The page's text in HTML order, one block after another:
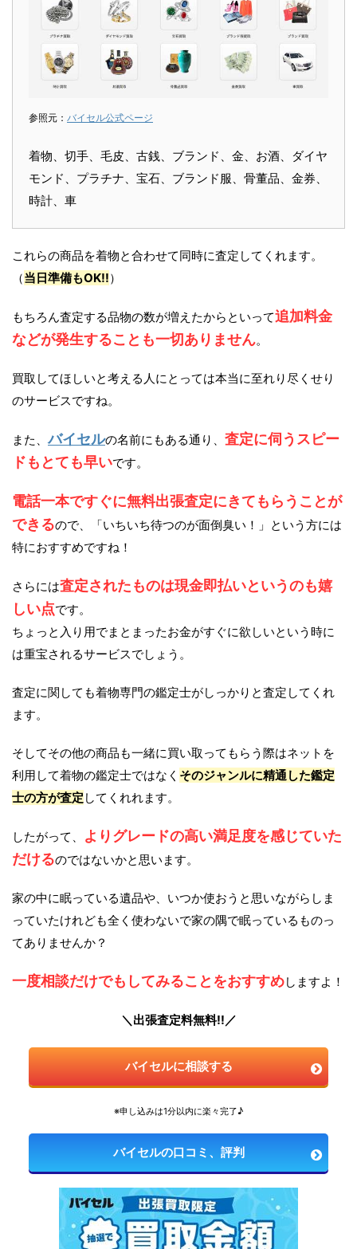
参照元： バイセル公式ページ
着物、切手、毛皮、古銭、ブランド、金、お酒、ダイヤ
モンド、プラチナ、宝石、ブランド服、骨董品、金券、
時計、車
これらの商品を着物と合わせて同時に査定してくれます。
（当日準備もOK!!）
もちろん査定する品物の数が増えたからといって追加料金
などが発生することも一切ありません。
買取してほしいと考える人にとっては本当に至れり尽くせり
のサービスですね。
また、バイセルの名前にもある通り、 査定に伺うスピー
ドもとても早いです。
電話一本ですぐに無料出張査定にきてもらうことが
できるので、「いちいち待つのが面倒臭い！」という方には
特におすすめですね！
さらには査定されたものは現金即払いというのも嬉
しい点です。
ちょっと入り用でまとまったお金がすぐに欲しいという時に
は重宝されるサービスでしょう。
査定に関しても着物専門の鑑定士がしっかりと査定してくれ
ます。
そしてその他の商品も一緒に買い取ってもらう際はネットを
利用して着物の鑑定士ではなく そのジャンルに精通した鑑定
士の方が査定 してくれれます。
したがって、
よりグレードの高い満足度を感じていた
だけるのではないかと思います。
家の中に眠っている遺品や、いつか使おうと思いながらしま
っていたけれども全く使わないで家の隅で眠っているものっ
てありませんか？
一度相談だけでもしてみることをおすすめしますよ！
＼出張査定料無料!!／
バイセルに相談する
※申し込みは1分以内に楽々完了♪
バイセルの口コミ、評判